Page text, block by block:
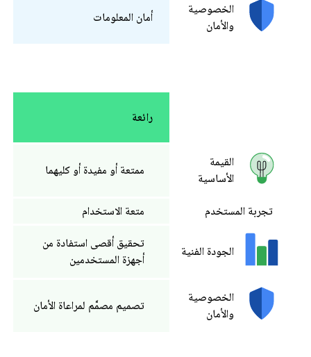
الخصوصية
والأمان
أمان المعلومات
رائعة
القيمة
الأساسية
ممتعة أو مفيدة أو كليهما
تجربة المستخدم متعة الاستخدام
الجودة الفنية
تحقيق أقصى استفادة من
أجهزة المستخدمين
الخصوصية
والأمان
تصميم مصمَّم لمراعاة الأمان